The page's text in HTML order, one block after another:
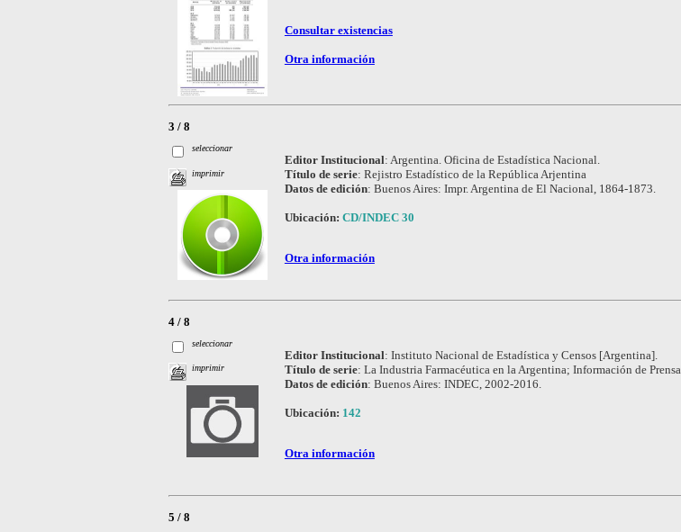
Consultar existencias
Otra información
3 / 8
seleccionar
imprimir
Editor Institucional: Argentina. Oficina de Estadística Nacional.
Título de serie: Rejistro Estadístico de la República Arjentina
Datos de edición: Buenos Aires: Impr. Argentina de El Nacional, 1864-1873.
Ubicación: CD/INDEC 30
Otra información
4 / 8
seleccionar
imprimir
Editor Institucional: Instituto Nacional de Estadística y Censos [Argentina].
Título de serie: La Industria Farmacéutica en la Argentina; Información de Prensa
Datos de edición: Buenos Aires: INDEC, 2002-2016.
Ubicación: 142
Otra información
5 / 8